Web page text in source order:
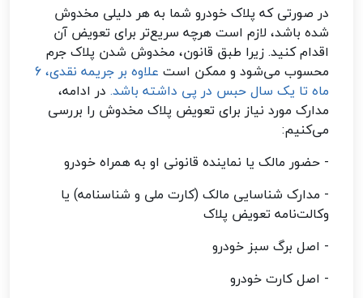
در صورتی که پلاک خودرو شما به هر دلیلی مخدوش
شده باشد، لازم است هرچه سریع‌تر برای تعویض آن
اقدام کنید. زیرا طبق قانون، مخدوش شدن پلاک جرم
محسوب می‌شود و ممکن است
علاوه بر جریمه نقدی، 6
ماه تا یک سال حبس در پی داشته باشد. در ادامه،
مدارک مورد نیاز برای تعویض پلاک مخدوش را بررسی
می‌کنیم:
- حضور مالک یا نماینده قانونی او به همراه خودرو
- مدارک شناسایی مالک (کارت ملی و شناسنامه) یا
وکالت‌نامه تعویض پلاک
- اصل برگ سبز خودرو
- اصل کارت خودرو